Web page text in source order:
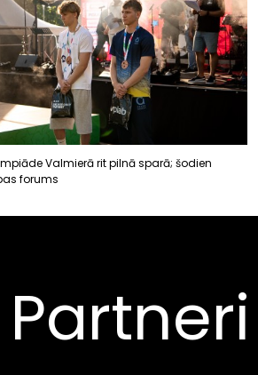
Valmierā rit pilnā sparā; šodien
forums
Partneri